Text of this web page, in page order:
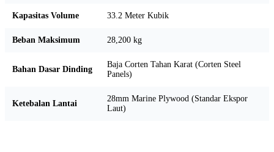
Kapasitas Volume 33.2 Meter Kubik
Beban Maksimum 28,200 kg
Bahan Dasar Dinding
Baja Corten Tahan Karat (Corten Steel
Panels)
Ketebalan Lantai
28mm Marine Plywood (Standar Ekspor
Laut)